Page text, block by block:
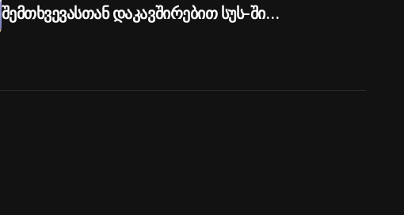
შემთხვევასთან დაკავშირებით სუს-ში
წარიმართება გამოძიება, მესამე გათიშვას ჰქონდა